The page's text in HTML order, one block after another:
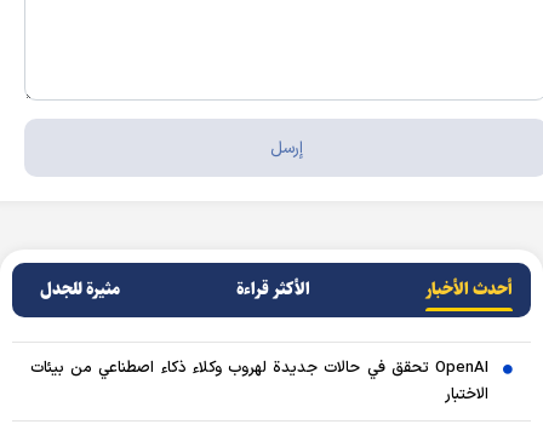
أحدث الأخبار الأکثر قراءة مثيرة للجدل
OpenAI تحقق في حالات جديدة لهروب وكلاء ذكاء اصطناعي من بيئات
الاختبار